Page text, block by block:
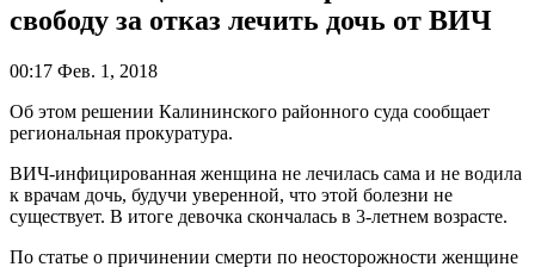
свободу за отказ лечить дочь от ВИЧ
00:17 Фев. 1, 2018
Об этом решении Калининского районного суда сообщает
региональная прокуратура.
ВИЧ-инфицированная женщина не лечилась сама и не водила
к врачам дочь, будучи уверенной, что этой болезни не
существует. В итоге девочка скончалась в 3-летнем возрасте.
По статье о причинении смерти по неосторожности женщине